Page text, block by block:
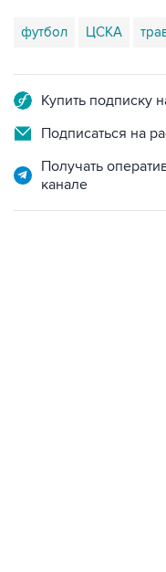
футбол ЦСКА
Купить подписку
Подписаться на
Получать
канале